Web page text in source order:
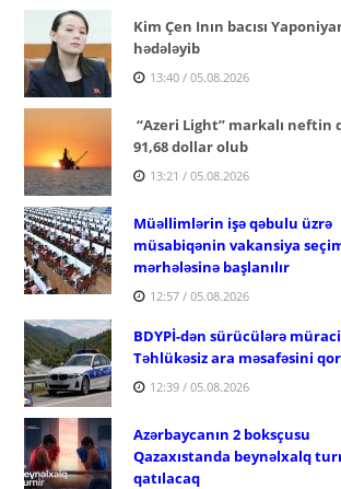
Kim Çen Inın bacısı
hədələyib
13:40 / 05.08.2026
“Azeri Light” markalı neftin
91,68 dollar olub
13:21 / 05.08.2026
Müəllimlərin işə qəbulu üzrə
müsabiqənin vakansiya
mərhələsinə başlanılır
12:57 / 05.08.2026
BDYPİ-dən sürücülərə
Təhlükəsiz ara məsafəsini
12:39 / 05.08.2026
Azərbaycanın 2 boksçusu
Qazaxıstanda beynəlxalq
qatılacaq